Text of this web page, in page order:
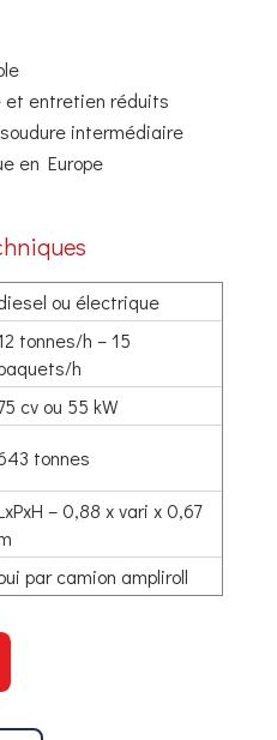
et entretien réduits
intermédiaire
en Europe
ou électrique
tonnes/h – 15
h
cv ou 55 kW
tonnes
– 0,88 x vari x 0,67
par camion ampliroll